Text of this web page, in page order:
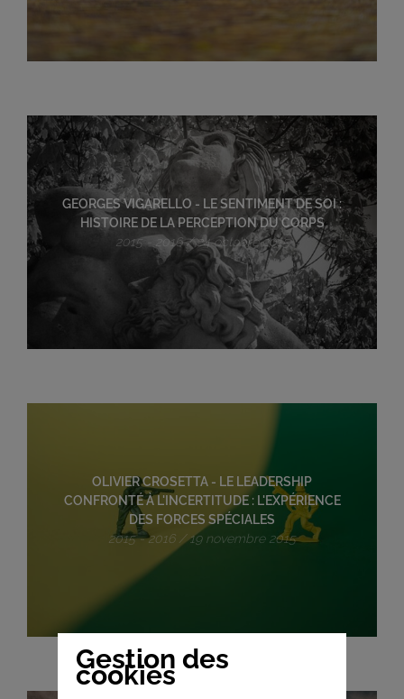
GEORGES VIGARELLO - LE SENTIMENT DE SOI :
HISTOIRE DE LA PERCEPTION DU CORPS
2015 - 2016 / 24 octobre 2015
OLIVIER CROSETTA - LE LEADERSHIP
CONFRONTÉ À L'INCERTITUDE : L'EXPÉRIENCE
DES FORCES SPÉCIALES
2015 - 2016 / 19 novembre 2015
Gestion des
cookies